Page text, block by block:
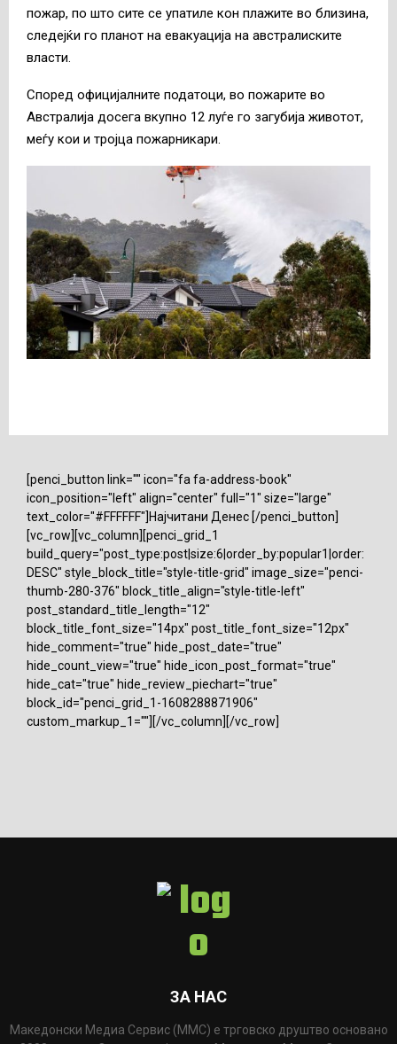
пожар, по што сите се упатиле кон плажите во близина,
следејќи го планот на евакуација на австралиските
власти.
Според официјалните податоци, во пожарите во
Австралија досега вкупно 12 луѓе го загубија животот,
меѓу кои и тројца пожарникари.
[penci_button link="" icon="fa fa-address-book"
icon_position="left" align="center" full="1" size="large"
text_color="#FFFFFF"]Најчитани Денес [/penci_button]
[vc_row][vc_column][penci_grid_1
build_query="post_type:post|size:6|order_by:popular1|order:
DESC" style_block_title="style-title-grid" image_size="penci-
thumb-280-376" block_title_align="style-title-left"
post_standard_title_length="12"
block_title_font_size="14px" post_title_font_size="12px"
hide_comment="true" hide_post_date="true"
hide_count_view="true" hide_icon_post_format="true"
hide_cat="true" hide_review_piechart="true"
block_id="penci_grid_1-1608288871906"
custom_markup_1=""][/vc_column][/vc_row]
ЗА НАС
Македонски Медиа Сервис (ММС) е трговско друштво основано